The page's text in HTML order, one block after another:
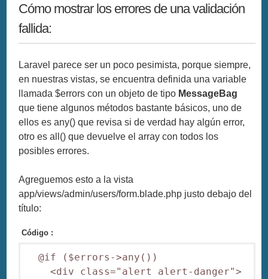
Cómo mostrar los errores de una validación
fallida:
Laravel parece ser un poco pesimista, porque siempre,
en nuestras vistas, se encuentra definida una variable
llamada $errors con un objeto de tipo MessageBag
que tiene algunos métodos bastante básicos, uno de
ellos es any() que revisa si de verdad hay algún error,
otro es all() que devuelve el array con todos los
posibles errores.
Agreguemos esto a la vista
app/views/admin/users/form.blade.php justo debajo del
título:
Código :
@if ($errors->any())
<div class="alert alert-danger">